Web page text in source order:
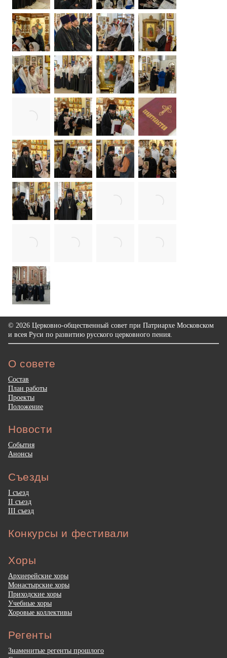
© 2026 Церковно-общественный совет при Патриархе Московском
и всея Руси по развитию русского церковного пения.
О совете
Состав
План работы
Проекты
Положение
Новости
События
Анонсы
Съезды
I съезд
II съезд
III съезд
Конкурсы и фестивали
Хоры
Архиерейские хоры
Монастырские хоры
Приходские хоры
Учебные хоры
Хоровые коллективы
Регенты
Знаменитые регенты прошлого